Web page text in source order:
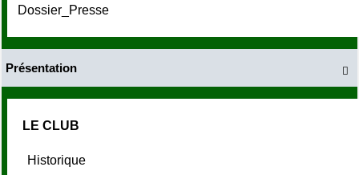
Dossier_Presse

Présentation
LE CLUB
Historique